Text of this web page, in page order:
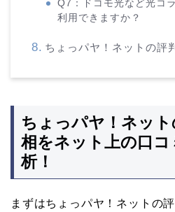
Q7：ドコモ光など光コ
利用できますか？
ちょっパヤ！ネットの評
ちょっパヤ！ネッ
相をネット上の口
析！
まずはちょっパヤ！ネットの